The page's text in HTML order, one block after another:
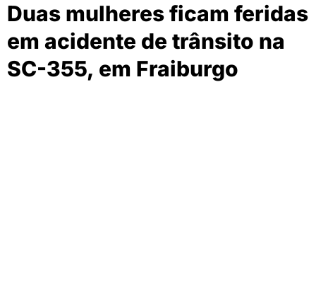
Duas mulheres ficam feridas
em acidente de trânsito na
SC-355, em Fraiburgo